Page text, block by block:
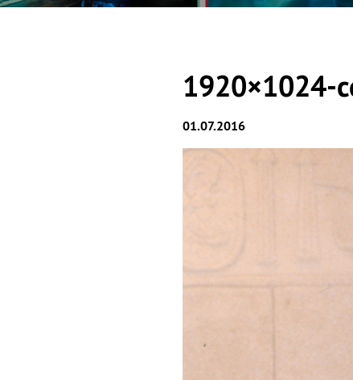
1920×1024-
01.07.2016